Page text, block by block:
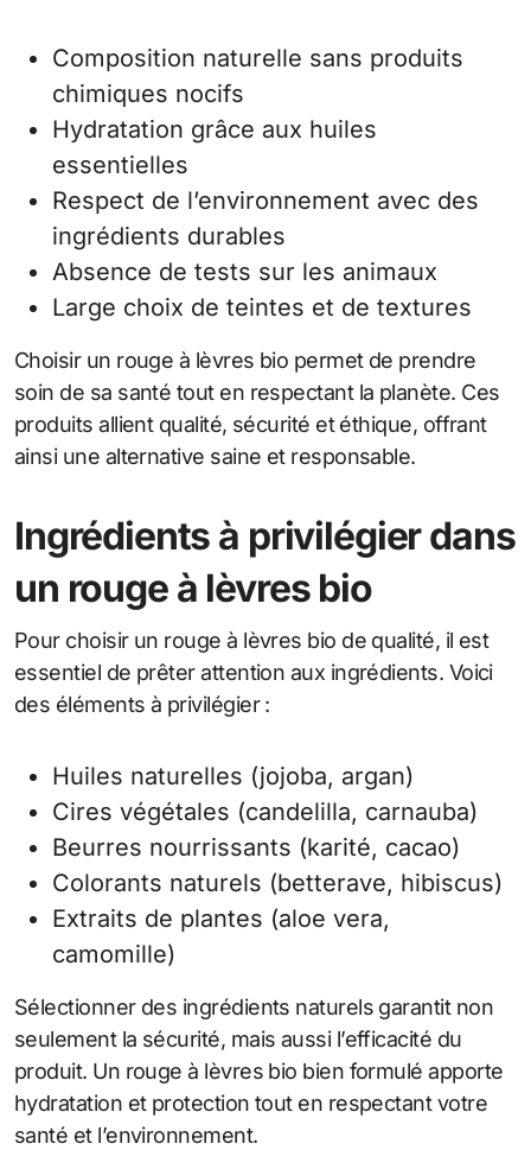
Composition naturelle sans produits
chimiques nocifs
Hydratation grâce aux huiles
essentielles
Respect de l’environnement avec des
ingrédients durables
Absence de tests sur les animaux
Large choix de teintes et de textures
Choisir un rouge à lèvres bio permet de prendre
soin de sa santé tout en respectant la planète. Ces
produits allient qualité, sécurité et éthique, offrant
ainsi une alternative saine et responsable.
Ingrédients à privilégier dans
un rouge à lèvres bio
Pour choisir un rouge à lèvres bio de qualité, il est
essentiel de prêter attention aux ingrédients. Voici
des éléments à privilégier :
Huiles naturelles (jojoba, argan)
Cires végétales (candelilla, carnauba)
Beurres nourrissants (karité, cacao)
Colorants naturels (betterave, hibiscus)
Extraits de plantes (aloe vera,
camomille)
Sélectionner des ingrédients naturels garantit non
seulement la sécurité, mais aussi l’efficacité du
produit. Un rouge à lèvres bio bien formulé apporte
hydratation et protection tout en respectant votre
santé et l’environnement.